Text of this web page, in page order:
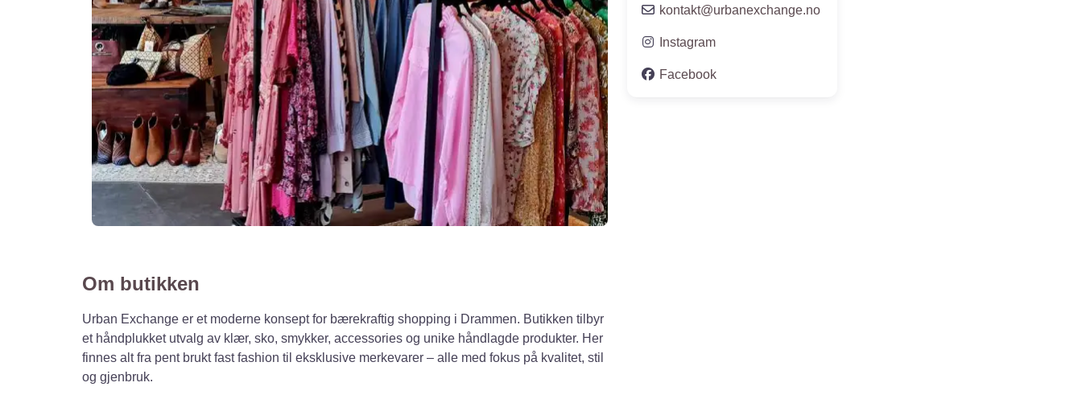
kontakt@urbanexchange.no
Instagram
Facebook
Om butikken
Urban Exchange er et moderne konsept for bærekraftig shopping i Drammen. Butikken tilbyr
et håndplukket utvalg av klær, sko, smykker, accessories og unike håndlagde produkter. Her
finnes alt fra pent brukt fast fashion til eksklusive merkevarer – alle med fokus på kvalitet, stil
og gjenbruk.